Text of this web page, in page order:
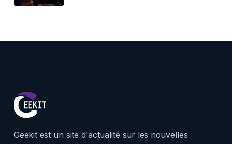
Geekit est un site d'actualité sur les nouvelles